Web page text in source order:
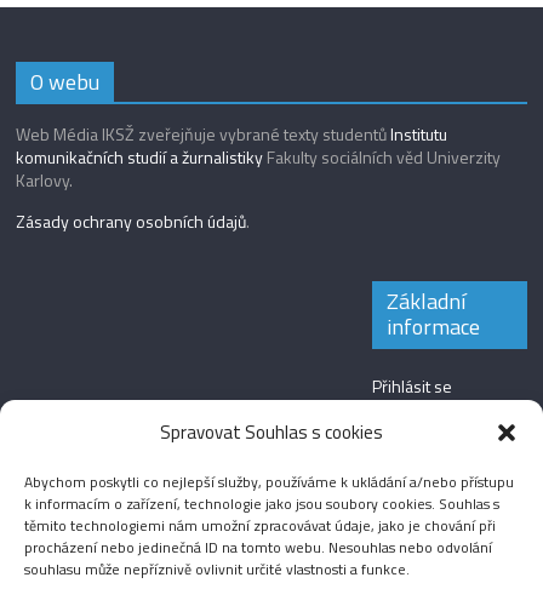
Spravovat Souhlas s cookies
Abychom poskytli co nejlepší služby, používáme k ukládání a/nebo přístupu
k informacím o zařízení, technologie jako jsou soubory cookies. Souhlas s
těmito technologiemi nám umožní zpracovávat údaje, jako je chování při
procházení nebo jedinečná ID na tomto webu. Nesouhlas nebo odvolání
souhlasu může nepříznivě ovlivnit určité vlastnosti a funkce.
O webu
Web Média IKSŽ zveřejňuje vybrané texty studentůInstitutu
komunikačních studií a žurnalistikyFakulty sociálních věd Univerzity
Karlovy.
Zásady ochrany osobních údajů.
Základní
informace
Přihlásit se
Zdroj kanálů
Kanál komentářů
Česká lokalizace